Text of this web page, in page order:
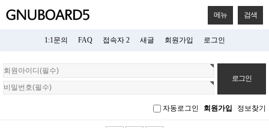
메뉴 검색
1:1문의 FAQ 접속자 2 새글 회원가입 로그인
회
원
로
자동로그인 회원가입 정보찾기